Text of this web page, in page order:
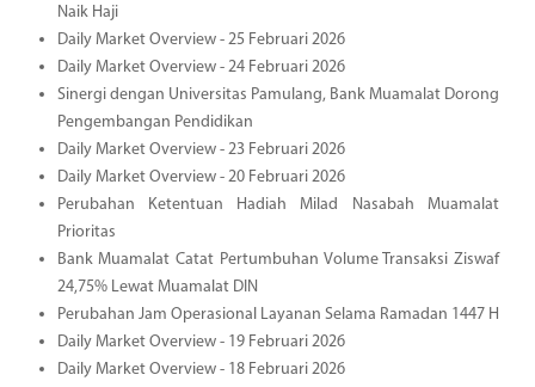
Naik Haji
Daily Market Overview - 25 Februari 2026
Daily Market Overview - 24 Februari 2026
Sinergi dengan Universitas Pamulang, Bank Muamalat Dorong
Pengembangan Pendidikan
Daily Market Overview - 23 Februari 2026
Daily Market Overview - 20 Februari 2026
Perubahan Ketentuan Hadiah Milad Nasabah Muamalat
Prioritas
Bank Muamalat Catat Pertumbuhan Volume Transaksi Ziswaf
24,75% Lewat Muamalat DIN
Perubahan Jam Operasional Layanan Selama Ramadan 1447 H
Daily Market Overview - 19 Februari 2026
Daily Market Overview - 18 Februari 2026